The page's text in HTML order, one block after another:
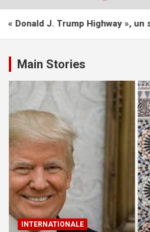
», un symbole du partenariat
Main Stories
INTERNATIONALE